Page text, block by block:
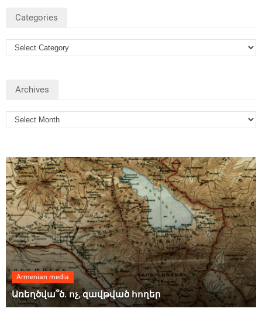
Categories
Archives
Armenian media
Առեղծվա՞ծ. ոչ, զավթված հողեր